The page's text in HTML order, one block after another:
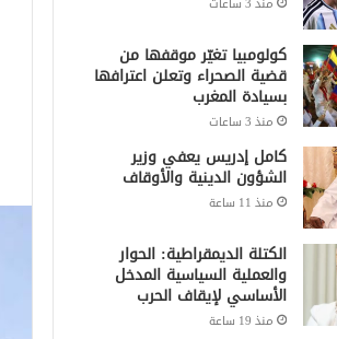
منذ 3 ساعات
كولومبيا تغيّر موقفها من
قضية الصحراء وتعلن اعترافها
بسيادة المغرب
منذ 3 ساعات
كامل إدريس يعفي وزير
الشؤون الدينية والأوقاف
منذ 11 ساعة
الكتلة الديمقراطية: الحوار
والعملية السياسية المدخل
الأساسي لإيقاف الحرب
منذ 19 ساعة